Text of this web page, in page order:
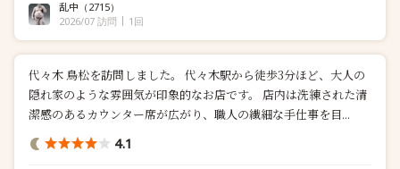
乱中 （2715）
2026/07 訪問
1回
代々木 鳥松を訪問しました。 代々木駅から徒歩3分ほど、大人の
隠れ家のような雰囲気が印象的なお店です。 店内は洗練された清
潔感のあるカウンター席が広がり、職人の繊細な手仕事を目...
4.1